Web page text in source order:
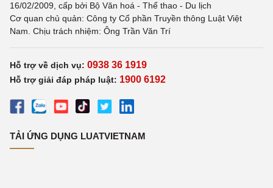
16/02/2009, cấp bởi Bộ Văn hoá - Thể thao - Du lịch
Cơ quan chủ quản: Công ty Cổ phần Truyền thông Luật Việt
Nam. Chịu trách nhiệm: Ông Trần Văn Trí
Hỗ trợ về dịch vụ: 0938 36 1919
Hỗ trợ giải đáp pháp luật: 1900 6192
TẢI ỨNG DỤNG LUATVIETNAM